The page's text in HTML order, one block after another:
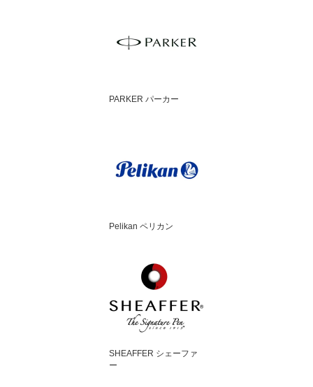
PARKER パーカー
Pelikan ペリカン
SHEAFFER シェーファ
ー